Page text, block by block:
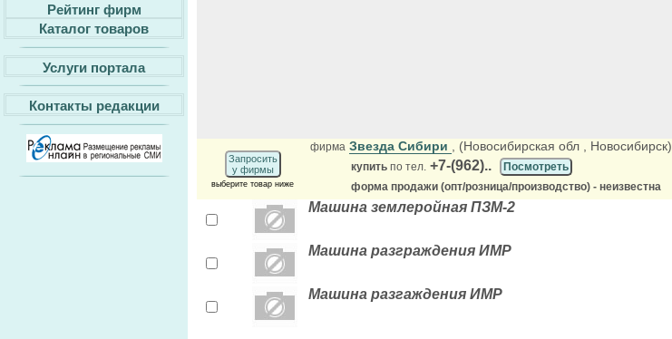
Рейтинг фирм
Каталог товаров
Услуги портала
Контакты редакции
Запросить
у фирмы
выберите товар ниже
фирма Звезда Сибири , (Новосибирская обл , Новосибирск)
купить по тел. +7-(962)..
Посмотреть
форма продажи (опт/розница/производство) - неизвестна
Машина землеройная ПЗМ-2
Машина разграждения ИМР
Машина разгаждения ИМР